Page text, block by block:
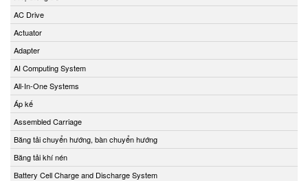
Burkert
caimi vietnam
CanNeed
Celduc
CENTEC
Chalmit
Checkline
Chemyx Vietnam
Chino
Chongqing Chuke
AC Drive
Actuator
Adapter
AI Computing System
All-In-One Systems
Áp kế
Assembled Carriage
Băng tải chuyển hướng, bàn chuyển hướng
Băng tải khí nén
Battery Cell Charge and Discharge System